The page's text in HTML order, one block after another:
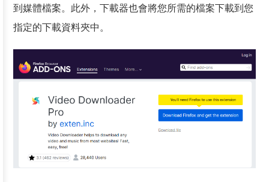
到媒體檔案。此外，下載器也會將您所需的檔案下載到您
指定的下載資料夾中。